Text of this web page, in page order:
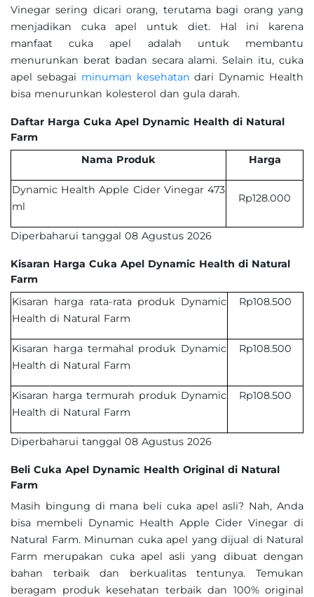
Vinegar sering dicari orang, terutama bagi orang yang
menjadikan cuka apel untuk diet. Hal ini karena
manfaat cuka apel adalah untuk membantu
menurunkan berat badan secara alami. Selain itu, cuka
apel sebagai minuman kesehatan dari Dynamic Health
bisa menurunkan kolesterol dan gula darah.
Daftar Harga Cuka Apel Dynamic Health di Natural
Farm
Nama Produk
Harga
Dynamic Health Apple Cider Vinegar 473
ml
Rp128.000
Diperbaharui tanggal 08 Agustus 2026
Kisaran Harga Cuka Apel Dynamic Health di Natural
Farm
Kisaran harga rata-rata produk Dynamic
Health di Natural Farm
Rp108.500
Kisaran harga termahal produk Dynamic
Health di Natural Farm
Rp108.500
Kisaran harga termurah produk Dynamic
Health di Natural Farm
Rp108.500
Diperbaharui tanggal 08 Agustus 2026
Beli Cuka Apel Dynamic Health Original di Natural
Farm
Masih bingung di mana beli cuka apel asli? Nah, Anda
bisa membeli Dynamic Health Apple Cider Vinegar di
Natural Farm. Minuman cuka apel yang dijual di Natural
Farm merupakan cuka apel asli yang dibuat dengan
bahan terbaik dan berkualitas tentunya. Temukan
beragam produk kesehatan terbaik dan 100% original